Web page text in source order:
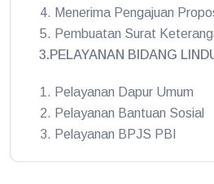
Menerima Pengajuan
Pembuatan Surat
3.PELAYANAN BIDANG
Pelayanan Dapur Umum
Pelayanan Bantuan Sosial
Pelayanan BPJS PBI